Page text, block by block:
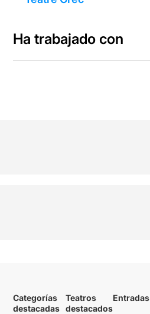
Ha trabajado con
Categorías
destacadas
Teatros
destacados
Entradas